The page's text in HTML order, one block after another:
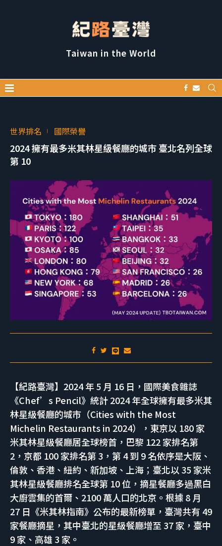
Taiwan in the World
世界排名 國際榮譽
2024 擁有最多米其林星級餐廳的城市 臺北名列全球
第 10
【紀路臺灣】2024 年 5 月 16 日，國際美食雜誌
《Chef’s Pencil》統計 2024 年全球擁有最多米其
林星級餐廳的城市（Cities with the Most
Michelin Restaurants in 2024），東京以 180 家
米其林星級餐廳居全球榜首，巴黎 122 家排名第
2，京都 100 家排名第 3，第 4 到 9 名依序是大阪、
倫敦、香港、紐約、新加坡、上海；臺北以 35 家米
其林星級餐廳排名全球第 10 位，摘星餐廳多過黑白
大廚雲集的首爾、2100 萬人口的北京。根據 8 月
27 日《米其林指南》公布的最新榜單，臺灣共有 49
家餐廳摘星，其中臺北的星級餐廳增至 37 家，臺中
9 家、高雄 3 家。